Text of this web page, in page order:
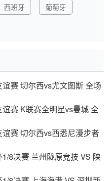
西班牙
葡萄牙
赛 切尔西vs尤文图斯 全场
赛 K联赛全明星vs曼城 全
赛 切尔西vs西悉尼漫步者
8决赛 兰州陇原竞技 VS 陕